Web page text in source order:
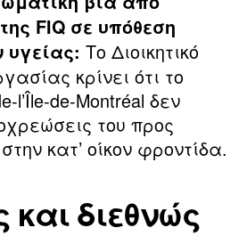
FIQ σε υπόθεση
υγείας: Το Διοικητικό
κρίνει ότι το
δεν
του προς
κατ’ οίκον φροντίδα.
διεθνώς